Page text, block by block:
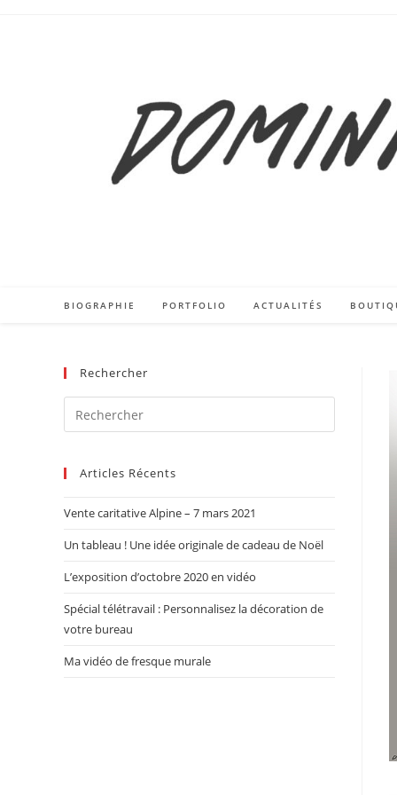
BIOGRAPHIE PORTFOLIO ACTUALITÉS
Rechercher
Articles Récents
Vente caritative Alpine – 7 mars 2021
Un tableau ! Une idée originale de cadeau de Noël
L’exposition d’octobre 2020 en vidéo
Spécial télétravail : Personnalisez la décoration de
votre bureau
Ma vidéo de fresque murale